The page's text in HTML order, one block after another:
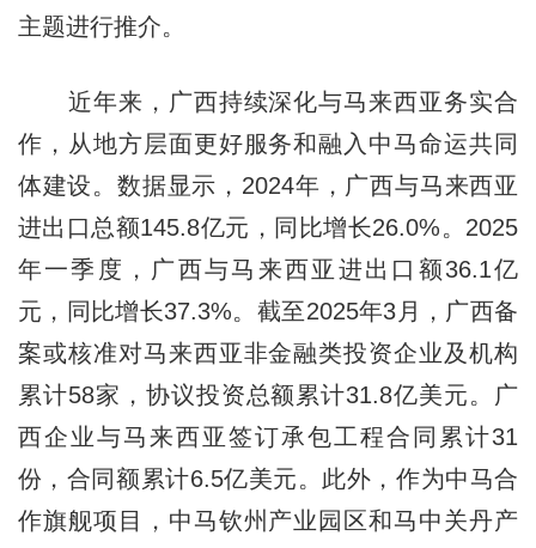
主题进行推介。
近年来，广西持续深化与马来西亚务实合
作，从地方层面更好服务和融入中马命运共同
体建设。数据显示，2024年，广西与马来西亚
进出口总额145.8亿元，同比增长26.0%。2025
年一季度，广西与马来西亚进出口额36.1亿
元，同比增长37.3%。截至2025年3月，广西备
案或核准对马来西亚非金融类投资企业及机构
累计58家，协议投资总额累计31.8亿美元。广
西企业与马来西亚签订承包工程合同累计31
份，合同额累计6.5亿美元。此外，作为中马合
作旗舰项目，中马钦州产业园区和马中关丹产